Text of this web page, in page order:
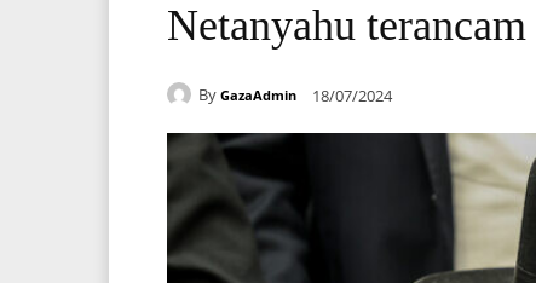
Netanyahu terancam
By GazaAdmin 18/07/2024